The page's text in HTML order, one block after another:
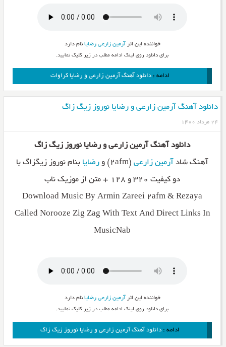
خواننده این اثر آرمین زارعی رضایا نام دارد
برای دانلود روی لینک ادامه مطلب در زیر کلیک نمایید.
ادامه :دانلود آهنگ آرمین زارعی و رضایا کراوات
دانلود آهنگ آرمین زارعی و رضایا نوروز زیگ زاگ
۲۴ مرداد ۱۴۰۰
دانلود آهنگ آرمین زارعی و رضایا نوروز زیگ زاگ
آهنگ شاد آرمین زارعی(۲afm) و رضایا بنام نوروز زیگزاگ با
دو کیفیت ۳۲۰ و ۱۲۸ + متن از موزیک ناب
Download Music By Armin Zareei 2afm & Rezaya
Called Norooze Zig Zag With Text And Direct Links In
MusicNab
خواننده این اثر آرمین زارعی رضایا نام دارد
برای دانلود روی لینک ادامه مطلب در زیر کلیک نمایید.
ادامه :دانلود آهنگ آرمین زارعی و رضایا نوروز زیگ زاگ